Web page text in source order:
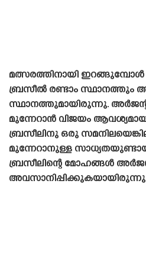
മത്സരത്തിനായി ഇറങ്ങുമ്പോൾ
ബ്രസീൽ രണ്ടാം സ്ഥാനത്തും
സ്ഥാനത്തുമായിരുന്നു.
മുന്നേറാൻ വിജയം
ബ്രസീലിനു ഒരു
മുന്നേറാനുള്ള
ബ്രസീലിന്റെ മോഹങ്ങൾ